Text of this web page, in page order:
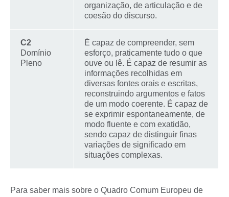
organização, de articulação e de
coesão do discurso.
C2
Domínio
Pleno
É capaz de compreender, sem
esforço, praticamente tudo o que
ouve ou lê. É capaz de resumir as
informações recolhidas em
diversas fontes orais e escritas,
reconstruindo argumentos e fatos
de um modo coerente. É capaz de
se exprimir espontaneamente, de
modo fluente e com exatidão,
sendo capaz de distinguir finas
variações de significado em
situações complexas.
Para saber mais sobre o Quadro Comum Europeu de